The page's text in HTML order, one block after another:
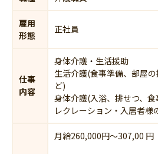
雇用
形態
正社員
仕事
内容
身体介護・生活援助
生活介護(食事準備、部屋
ど)
身体介護(入浴、排せつ、
レクレーション・入居者様
月給260,000円〜307,00 円